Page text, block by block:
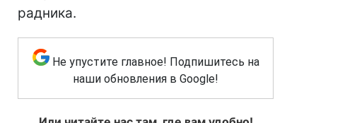
радника.
Не упустите главное! Подпишитесь на
наши обновления в Google!